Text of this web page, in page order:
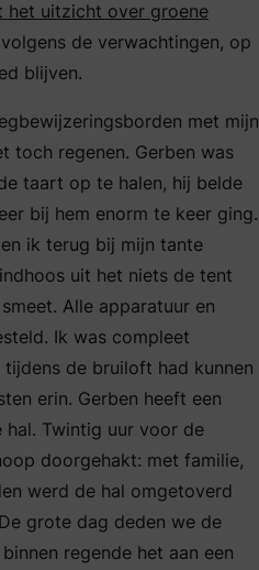
het uitzicht over groene
de verwachtingen, op
blijven.
met mijn
toch regenen. Gerben was
taart op te halen, hij belde
bij hem enorm te keer ging.
ik terug bij mijn tante
uit het niets de tent
Alle apparatuur en
Ik was compleet
de bruiloft had kunnen
erin. Gerben heeft een
Twintig uur voor de
doorgehakt: met familie,
werd de hal omgetoverd
grote dag deden we de
regende het aan een